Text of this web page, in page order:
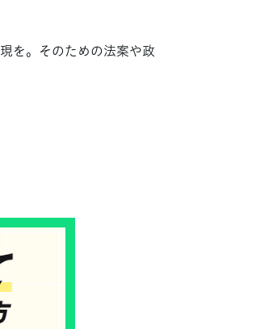
を。そのための法案や政